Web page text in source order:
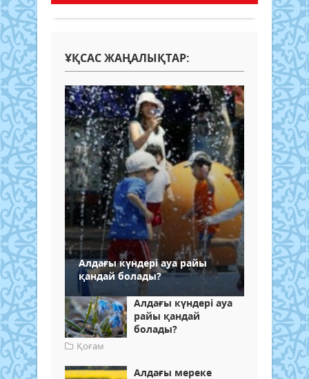
ҰҚСАС ЖАҢАЛЫҚТАР:
Алдағы күндері ауа райы
қандай болады?
Алдағы күндері ауа
райы қандай
болады?
Қоғам
Алдағы мереке